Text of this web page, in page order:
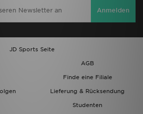
Anmelden
JD Sports Seite
AGB
Finde eine Filiale
Lieferung & Rücksendung
Studenten